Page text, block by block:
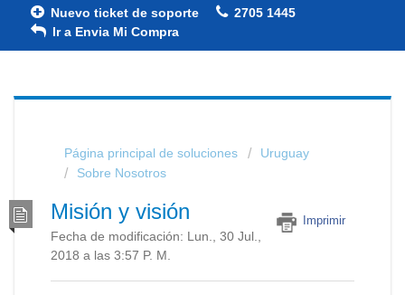
Nuevo ticket de soporte
2705 1445
Ir a Envia Mi Compra
Página principal de soluciones
Uruguay
Sobre Nosotros
Misión y visión Imprimir
Fecha de modificación: Lun., 30 Jul.,
2018 a las 3:57 P. M.